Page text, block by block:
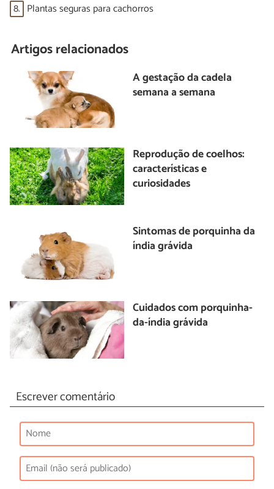
8. Plantas seguras para cachorros
Artigos relacionados
A gestação da cadela
semana a semana
Reprodução de coelhos:
características e
curiosidades
Sintomas de porquinha da
índia grávida
Cuidados com porquinha-
da-índia grávida
Escrever comentário